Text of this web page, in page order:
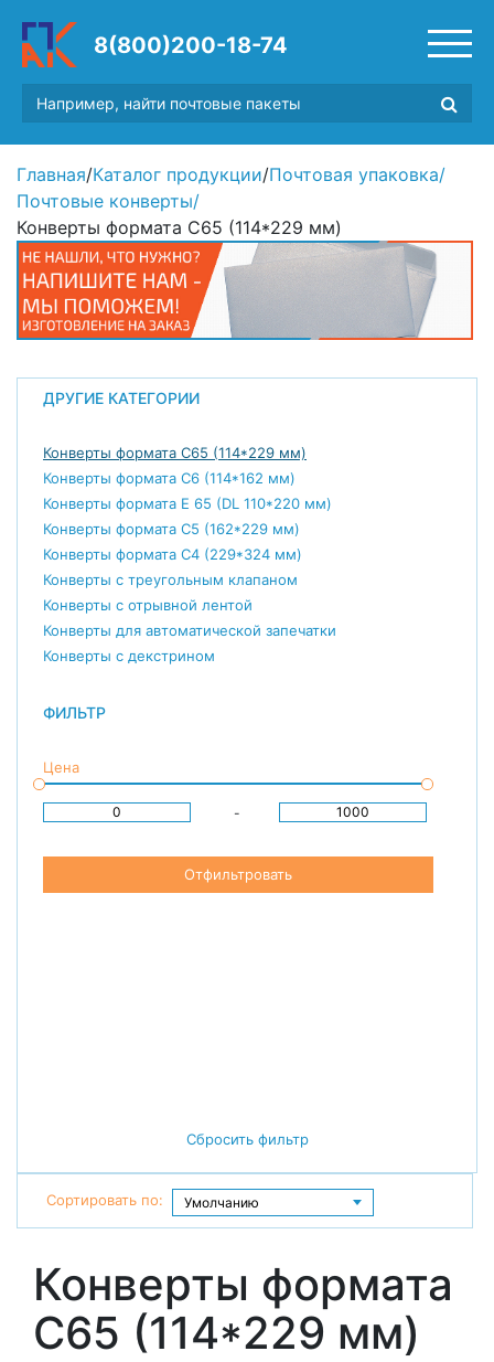
8(800)200-18-74
Главная/Каталог продукции/Почтовая упаковка/
Почтовые конверты/
Конверты формата С65 (114*229 мм)
ДРУГИЕ КАТЕГОРИИ
Конверты формата С65 (114*229 мм)
Конверты формата С6 (114*162 мм)
Конверты формата E 65 (DL 110*220 мм)
Конверты формата С5 (162*229 мм)
Конверты формата С4 (229*324 мм)
Конверты с треугольным клапаном
Конверты с отрывной лентой
Конверты для автоматической запечатки
Конверты с декстрином
ФИЛЬТР
Цена
-
Отфильтровать
Сбросить фильтр
Сортировать по:
Конверты формата
С65 (114*229 мм)